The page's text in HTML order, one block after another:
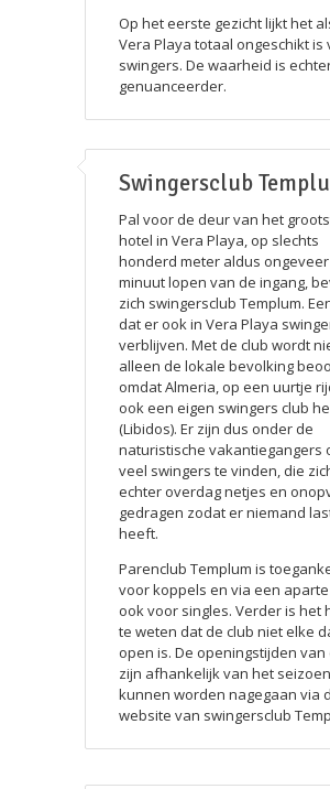
Op het eerste gezicht lijkt het
Vera Playa totaal ongeschikt is
swingers. De waarheid is
genuanceerder.
Swingersclub
Pal voor de deur van het
hotel in Vera Playa, op slechts
honderd meter aldus
minuut lopen van de ingang,
zich swingersclub Templum.
dat er ook in Vera Playa
verblijven. Met de club wordt
alleen de lokale bevolking
omdat Almeria, op een uurtje
ook een eigen swingers club
(Libidos). Er zijn dus onder de
naturistische vakantiegangers
veel swingers te vinden, die
echter overdag netjes en
gedragen zodat er niemand
heeft.
Parenclub Templum is
voor koppels en via een
ook voor singles. Verder is het
te weten dat de club niet elke
open is. De openingstijden van
zijn afhankelijk van het
kunnen worden nagegaan via
website van swingersclub